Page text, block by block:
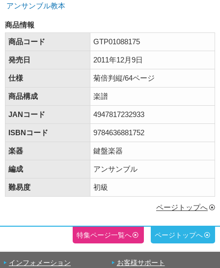
アンサンブル教本
商品情報
商品コード
GTP01088175
発売日 2011年12月9日
仕様 菊倍判縦/64ページ
商品構成 楽譜
JANコード 4947817232933
ISBNコード 9784636881752
楽器 鍵盤楽器
編成 アンサンブル
難易度 初級
ページトップへ
特集ページ一覧へ ページトップへ
インフォメーション お客様サポート